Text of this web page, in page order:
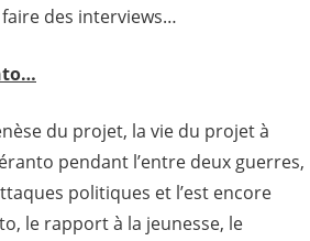
faire des interviews…
du projet, la vie du projet à
pendant l’entre deux guerres,
politiques et l’est encore
le rapport à la jeunesse, le